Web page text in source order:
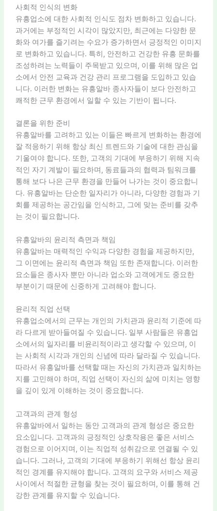
사회적 인식의 변화
유흥업소에 대한 사회적 인식도 점차 변화하고 있습니다.
과거에는 부정적인 시각이 많았지만, 최근에는 다양한 문
화와 여가를 즐기려는 수요가 증가하면서 긍정적인 이미지
로 변화하고 있습니다. 특히, 안전하고 건강한 유흥 문화를
조성하려는 노력들이 주목받고 있으며, 이를 위해 많은 업
소에서 안전 교육과 건강 관리 프로그램을 도입하고 있습
니다. 이러한 변화는 유흥알바 종사자들이 보다 안전하고
쾌적한 근무 환경에서 일할 수 있는 기반이 됩니다.
결론을 위한 준비
유흥알바를 고려하고 있는 이들은 빠르게 변화하는 환경에
잘 적응하기 위해 항상 최신 트렌드와 기술에 대한 관심을
기울여야 합니다. 또한, 고객의 기대에 부응하기 위해 지속
적인 자기 계발이 필요하며, 동료들과의 협력과 팀워크를
통해 보다 나은 근무 환경을 만들어 나가는 것이 중요합니
다. 유흥알바는 단순한 일자리가 아니라, 다양한 경험과 기
회를 제공하는 공간임을 인식하고, 그에 맞는 준비를 갖추
는 것이 필요합니다.
유흥알바의 윤리적 측면과 책임
유흥알바는 매력적인 수익과 다양한 경험을 제공하지만,
그 이면에는 윤리적 측면과 책임 또한 존재합니다. 이러한
요소들은 종사자 뿐만 아니라 업소와 고객에게도 중요한
부분이기 때문에 신중하게 고려해야 합니다.
윤리적 직업 선택
유흥업소에서의 근무는 개인의 가치관과 윤리적 기준에 따
라 다르게 받아들여질 수 있습니다. 일부 사람들은 유흥업
소에서의 일자리를 비윤리적이라고 생각할 수 있으며, 이
는 사회적 시각과 개인의 신념에 따라 달라질 수 있습니다.
따라서 유흥알바를 선택할 때는 자신의 가치관과 일치하는
지를 고민해야 하며, 직업 선택이 자신의 삶에 미치는 영향
을 깊이 있게 이해하는 것이 중요합니다.
고객과의 관계 형성
유흥알바에서 일하는 동안 고객과의 관계 형성은 중요한
요소입니다. 고객과의 긍정적인 상호작용은 좋은 서비스
경험으로 이어지며, 이는 직업적 성취감으로 연결될 수 있
습니다. 그러나, 고객의 기대에 부응하기 위해선 항상 윤리
적인 경계를 유지해야 합니다. 고객의 요구와 서비스 제공
사이에서 적절한 균형을 찾는 것이 필요하며, 이를 통해 건
강한 관계를 유지할 수 있습니다.